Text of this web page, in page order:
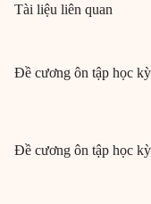
Tài liệu liên quan
Đề cương ôn tập học
Đề cương ôn tập học